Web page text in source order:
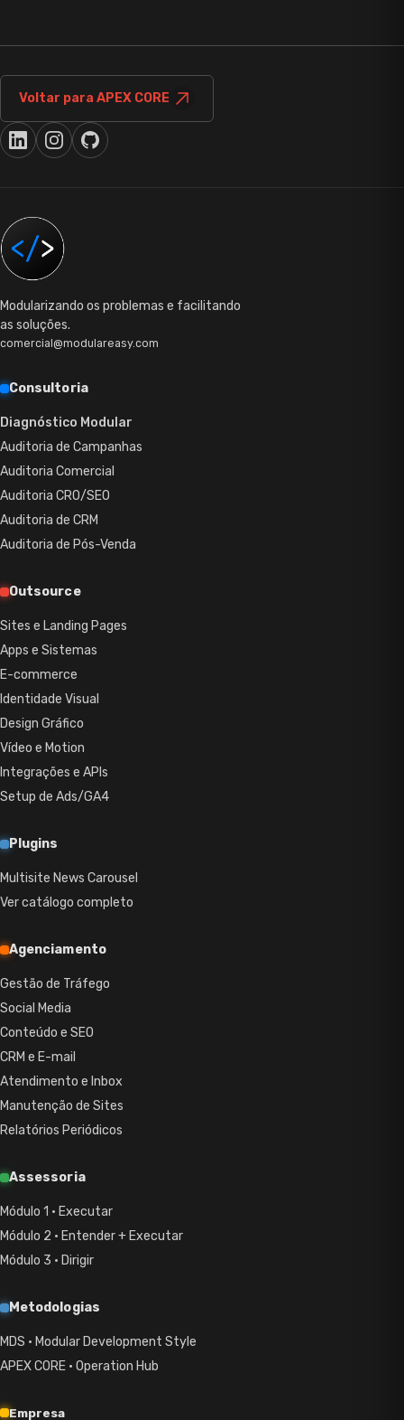
Voltar para APEX CORE
Modularizando os problemas e facilitando
as soluções.
comercial@modulareasy.com
Consultoria
Diagnóstico Modular
Auditoria de Campanhas
Auditoria Comercial
Auditoria CRO/SEO
Auditoria de CRM
Auditoria de Pós-Venda
Outsource
Sites e Landing Pages
Apps e Sistemas
E-commerce
Identidade Visual
Design Gráfico
Vídeo e Motion
Integrações e APIs
Setup de Ads/GA4
Plugins
Multisite News Carousel
Ver catálogo completo
Agenciamento
Gestão de Tráfego
Social Media
Conteúdo e SEO
CRM e E-mail
Atendimento e Inbox
Manutenção de Sites
Relatórios Periódicos
Assessoria
Módulo 1 · Executar
Módulo 2 · Entender + Executar
Módulo 3 · Dirigir
Metodologias
MDS · Modular Development Style
APEX CORE · Operation Hub
Empresa